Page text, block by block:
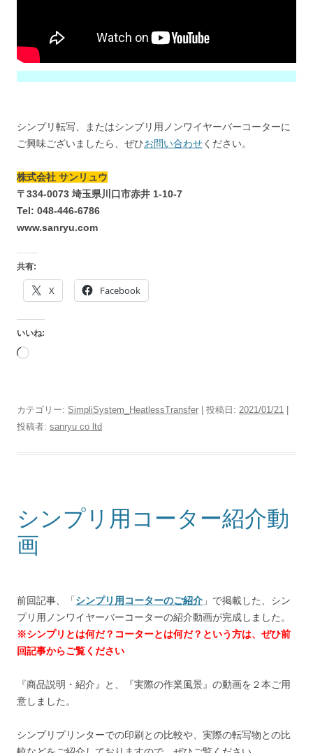
シンプリ転写、またはシンプリ用ノンワイヤーバーコーターに
ご興味ございましたら、ぜひお問い合わせください。
株式会社 サンリュウ
〒334-0073 埼玉県川口市赤井 1-10-7
Tel: 048-446-6786
www.sanryu.com
共有:
X Facebook
いいね:
読
み
中…
カテゴリー: SimpliSystem_HeatlessTransfer | 投稿日: 2021/01/21
投稿者: sanryu co ltd
シンプリ用コーター紹介動
画
前回記事、「シンプリ用コーターのご紹介 」で掲載した、シン
プリ用ノンワイヤーバーコーターの紹介動画が完成しました。
※シンプリとは何だ？コーターとは何だ？という方は、ぜひ前
回記事からご覧ください
『商品説明・紹介』と、『実際の作業風景』の動画を２本ご用
意しました。
シンプリプリンターでの印刷との比較や、実際の転写物との比